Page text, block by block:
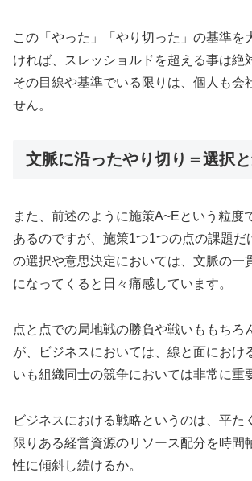
この「やった」「やり切った」の基準を
ければ、スレッショルドを超える事は絶
その目線や基準でいる限りは、個人も会
せん。
文脈に沿ったやり切り＝選択
また、前述のように施策A~Eという粒度
あるのですが、施策1つ1つの点の課題だ
の選択や意思決定においては、文脈の一
になってくると日々痛感しています。
点と点での局地戦の勝負や戦いももちろ
が、ビジネスにおいては、線と面におけ
いも組織同士の競争においては非常に重
ビジネスにおける戦略というのは、平た
限りある経営資源のリソース配分を時間
性に傾斜し続けるか。